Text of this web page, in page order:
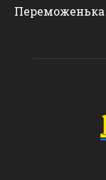
Переможенька